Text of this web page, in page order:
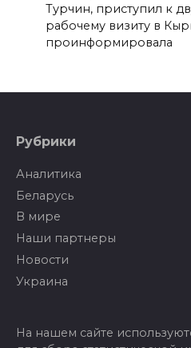
Турчин, приступил к
рабочему визиту в
проинформировала
Рубрики
Аналитика
Беларусь
В мире
Наши партнеры
Новости
Украина
На нашем сайте